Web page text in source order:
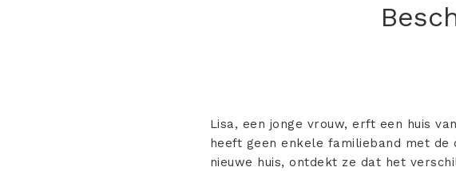
Lisa, een jonge vrouw, erft een huis
heeft geen enkele familieband met
nieuwe huis, ontdekt ze dat het